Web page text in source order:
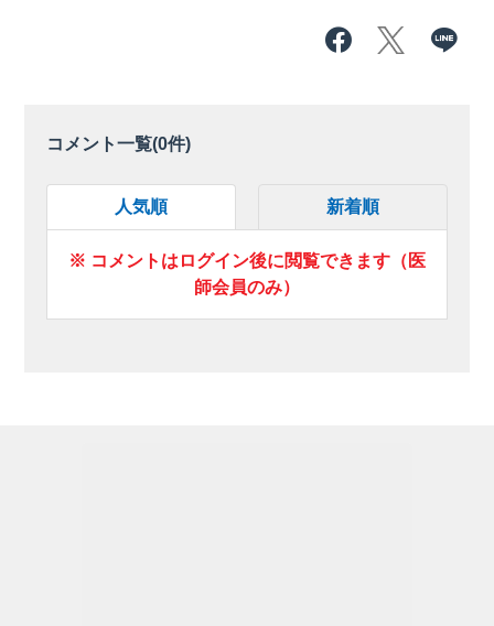
コメント一覧(0件)
人気順 新着順
※ コメントはログイン後に閲覧できます（医
師会員のみ）